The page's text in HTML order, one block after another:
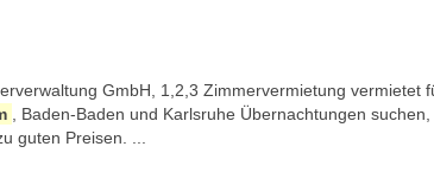
GmbH, 1,2,3 Zimmervermietung vermietet
, Baden-Baden und Karlsruhe Übernachtungen suchen,
guten Preisen. ...